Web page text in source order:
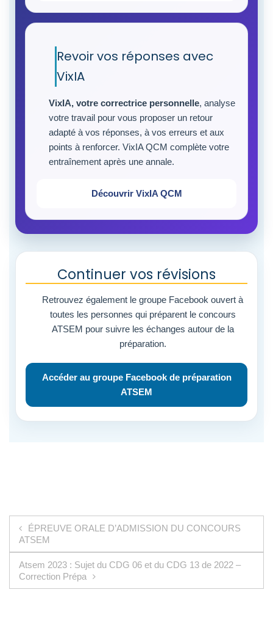
Revoir vos réponses avec
VixIA
VixIA, votre correctrice personnelle, analyse
votre travail pour vous proposer un retour
adapté à vos réponses, à vos erreurs et aux
points à renforcer. VixIA QCM complète votre
entraînement après une annale.
Découvrir VixIA QCM
Continuer vos révisions
Retrouvez également le groupe Facebook ouvert à
toutes les personnes qui préparent le concours
ATSEM pour suivre les échanges autour de la
préparation.
Accéder au groupe Facebook de préparation
ATSEM
Navigation de l’article
ÉPREUVE ORALE D’ADMISSION DU CONCOURS
ATSEM
Atsem 2023 : Sujet du CDG 06 et du CDG 13 de 2022 –
Correction Prépa